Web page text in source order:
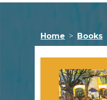
Home Books